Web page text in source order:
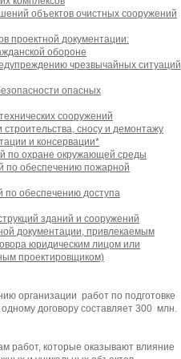
объектов очистных сооружений
проектной документации:
обороне
чрезвычайных ситуаций
опасных
сооружений
сносу и демонтажу
и консервации*
по охране окружающей среды
по обеспечению пожарной
по обеспечению доступа
зданий и сооружений
документации, привлекаемым
юридическим лицом или
проектировщиком)
организации работ по подготовке
договору составляет 300 млн.
работ, которые оказывают влияние